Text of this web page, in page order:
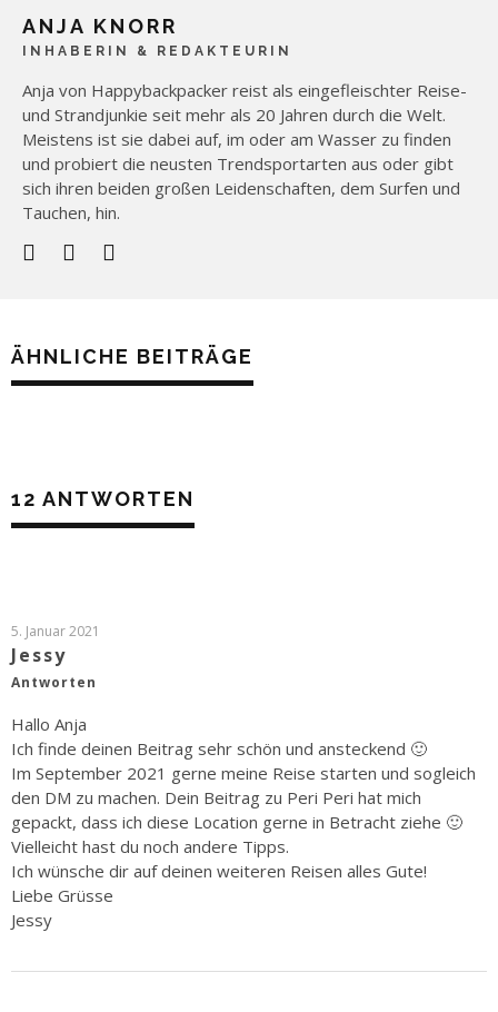
ANJA KNORR
INHABERIN & REDAKTEURIN
Anja von Happybackpacker reist als eingefleischter Reise-
und Strandjunkie seit mehr als 20 Jahren durch die Welt.
Meistens ist sie dabei auf, im oder am Wasser zu finden
und probiert die neusten Trendsportarten aus oder gibt
sich ihren beiden großen Leidenschaften, dem Surfen und
Tauchen, hin.
ÄHNLICHE BEITRÄGE
12 ANTWORTEN
5. Januar 2021
Jessy
Antworten
Hallo Anja
Ich finde deinen Beitrag sehr schön und ansteckend 🙂
Im September 2021 gerne meine Reise starten und sogleich
den DM zu machen. Dein Beitrag zu Peri Peri hat mich
gepackt, dass ich diese Location gerne in Betracht ziehe 🙂
Vielleicht hast du noch andere Tipps.
Ich wünsche dir auf deinen weiteren Reisen alles Gute!
Liebe Grüsse
Jessy